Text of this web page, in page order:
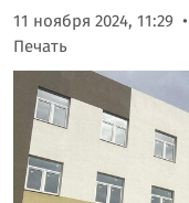
11 ноября 2024, 11:29
Печать